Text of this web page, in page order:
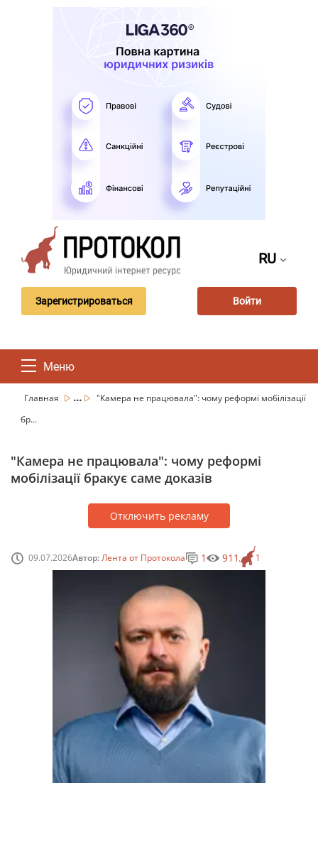
RU
Зарегистрироваться Войти
Меню
Главная ...
"Камера не працювала": чому реформі мобілізації
бр...
"Камера не працювала": чому реформі
мобілізації бракує саме доказів
Отключить рекламу
09.07.2026Автор:Лента от Протокола 1
1 911